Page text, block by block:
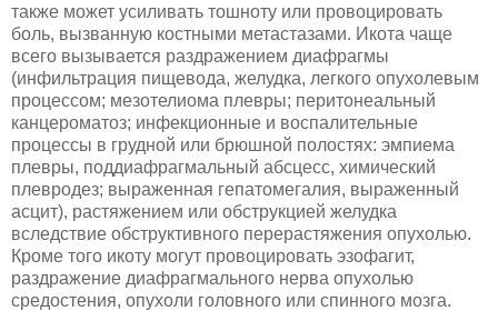
также может усиливать тошноту или провоцировать
боль, вызванную костными метастазами. Икота чаще
всего вызывается раздражением диафрагмы
(инфильтрация пищевода, желудка, легкого опухолевым
процессом; мезотелиома плевры; перитонеальный
канцероматоз; инфекционные и воспали­тельные
процессы в грудной или брюшной полостях: эмпиема
плев­ры, поддиафрагмальный абсцесс, химический
плевродез; выражен­ная гепатомегалия, выраженный
асцит), растяжением или обструк­цией желудка
вследствие обструктивного перерастяжения опухо­лью.
Кроме того икоту могут провоцировать эзофагит,
раздражение диафрагмального нерва опухолью
средостения, опухоли головного или спинного мозга.